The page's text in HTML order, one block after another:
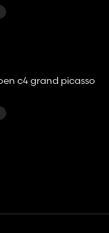
c4 grand picasso